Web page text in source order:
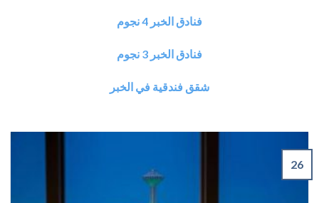
فنادق الخبر 4 نجوم
فنادق الخبر 3 نجوم
شقق فندقية في الخبر
26